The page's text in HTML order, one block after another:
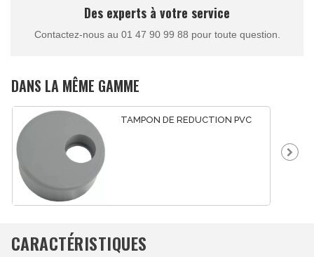
Des experts à votre service
Contactez-nous au 01 47 90 99 88 pour toute question.
DANS LA MÊME GAMME
TAMPON DE REDUCTION PVC
CARACTÉRISTIQUES